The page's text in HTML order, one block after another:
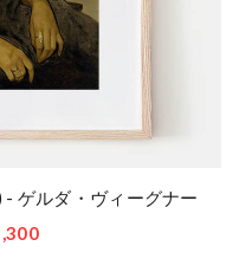
ゲルダ・ヴィーグナー